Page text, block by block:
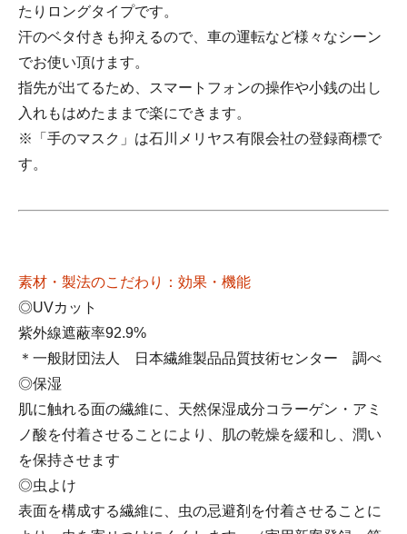
たりロングタイプです。
汗のベタ付きも抑えるので、車の運転など様々なシーン
でお使い頂けます。
指先が出てるため、スマートフォンの操作や小銭の出し
入れもはめたままで楽にできます。
※「手のマスク」は石川メリヤス有限会社の登録商標で
す。
素材・製法のこだわり：効果・機能
◎UVカット
紫外線遮蔽率92.9%
＊一般財団法人 日本繊維製品品質技術センター 調べ
◎保湿
肌に触れる面の繊維に、天然保湿成分コラーゲン・アミ
ノ酸を付着させることにより、肌の乾燥を緩和し、潤い
を保持させます
◎虫よけ
表面を構成する繊維に、虫の忌避剤を付着させることに